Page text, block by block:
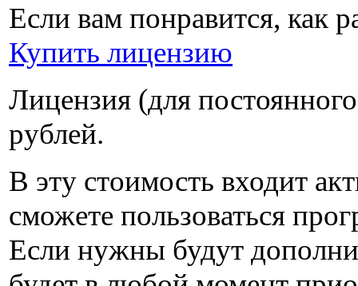
Если вам понравится, как
Купить лицензию
Лицензия (для
рублей.
В эту стоимость входит
сможете пользоваться
Если нужны будут